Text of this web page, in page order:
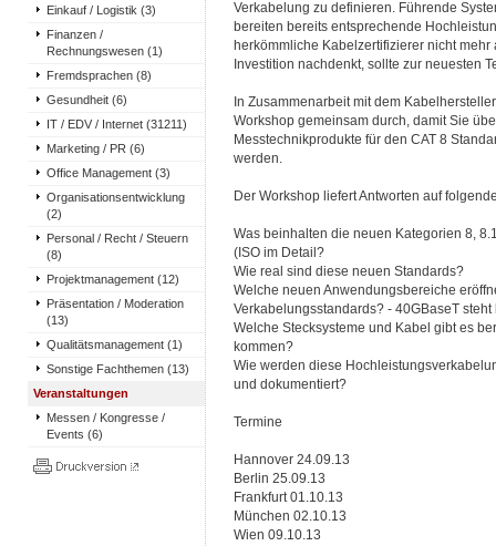
Einkauf / Logistik (3)
Finanzen /
Rechnungswesen (1)
Fremdsprachen (8)
Gesundheit (6)
IT / EDV / Internet (31211)
Marketing / PR (6)
Office Management (3)
Organisationsentwicklung
(2)
Personal / Recht / Steuern
(8)
Projektmanagement (12)
Präsentation / Moderation
(13)
Qualitätsmanagement (1)
Sonstige Fachthemen (13)
Veranstaltungen
Messen / Kongresse /
Events (6)
Verkabelung zu definieren. Führende
bereiten bereits entsprechende
herkömmliche Kabelzertifizierer nicht mehr
Investition nachdenkt, sollte zur neuesten
In Zusammenarbeit mit dem
Workshop gemeinsam durch, damit Sie
Messtechnikprodukte für den CAT 8
werden.
Der Workshop liefert Antworten auf
Was beinhalten die neuen Kategorien 8,
(ISO im Detail?
Wie real sind diese neuen Standards?
Welche neuen Anwendungsbereiche
Verkabelungsstandards? - 40GBaseT steht
Welche Stecksysteme und Kabel gibt es
kommen?
Wie werden diese
und dokumentiert?
Termine
Hannover 24.09.13
Berlin 25.09.13
Frankfurt 01.10.13
München 02.10.13
Wien 09.10.13